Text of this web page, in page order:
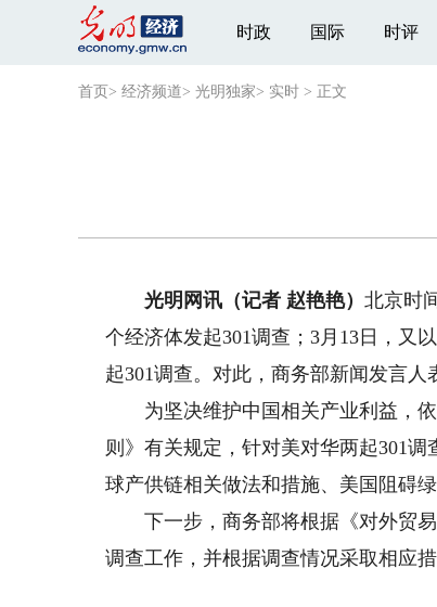
时政 国际 时评
首页 > 经济频道> 光明独家> 实时 > 正文
光明网讯（记者 赵艳艳）北京时
个经济体发起301调查；3月13日，又
起301调查。对此，商务部新闻发言人
为坚决维护中国相关产业利益，依
则》有关规定，针对美对华两起301
球产供链相关做法和措施、美国阻碍
下一步，商务部将根据《对外贸易
调查工作，并根据调查情况采取相应